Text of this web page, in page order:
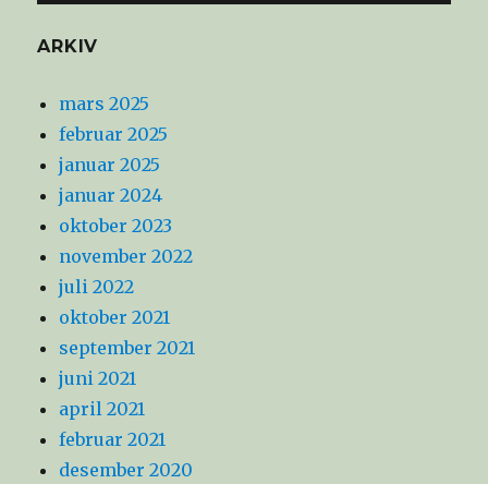
ARKIV
mars 2025
februar 2025
januar 2025
januar 2024
oktober 2023
november 2022
juli 2022
oktober 2021
september 2021
juni 2021
april 2021
februar 2021
desember 2020